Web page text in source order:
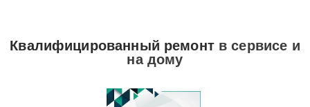
Квалифицированный ремонтв сервисе и
на дому